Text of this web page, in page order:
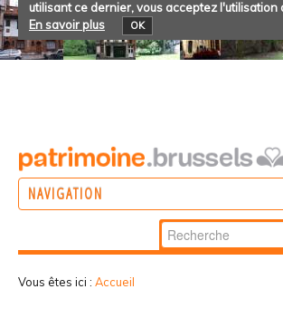
utilisant ce dernier, vous acceptez l'utilisation
En savoir plus
OK
NAVIGATION
Chercher par
Recherche
Vous êtes ici : Accueil